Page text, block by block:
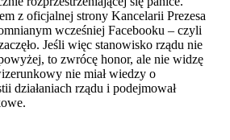
z oficjalnej strony Kancelarii Prezesa
wcześniej Facebooku – czyli
Jeśli więc stanowisko rządu nie
to zwrócę honor, ale nie widzę
nie miał wiedzy o
działaniach rządu i podejmował